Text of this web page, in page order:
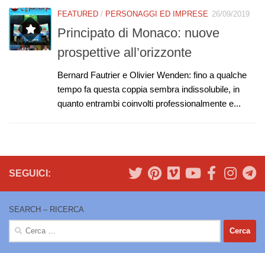
FEATURED / PERSONAGGI ED IMPRESE 26/09/2019
Principato di Monaco: nuove
prospettive all’orizzonte
Bernard Fautrier e Olivier Wenden: fino a qualche
tempo fa questa coppia sembra indissolubile, in
quanto entrambi coinvolti professionalmente e...
SEGUICI:
SEARCH – RICERCA
Ricerca